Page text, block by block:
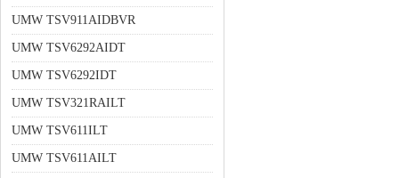
UMW TSV911AIDBVR
UMW TSV6292AIDT
UMW TSV6292IDT
UMW TSV321RAILT
UMW TSV611ILT
UMW TSV611AILT